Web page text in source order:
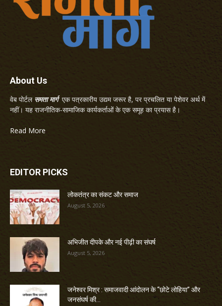
About Us
वेब पोर्टल समता मार्गएक पत्रकारीय उद्यम जरूर है, पर प्रचलित या पेशेवर अर्थ में
नहीं। यह राजनीतिक-सामाजिक कार्यकर्ताओं के एक समूह का प्रयास है।
Read More
EDITOR PICKS
लोकतंत्र का संकट और समाज
August 5, 2026
अभिजीत दीपके और नई पीढ़ी का संघर्ष
August 5, 2026
जनेश्वर मिश्र : समाजवादी आंदोलन के “छोटे लोहिया” और
जनसंघर्ष की...